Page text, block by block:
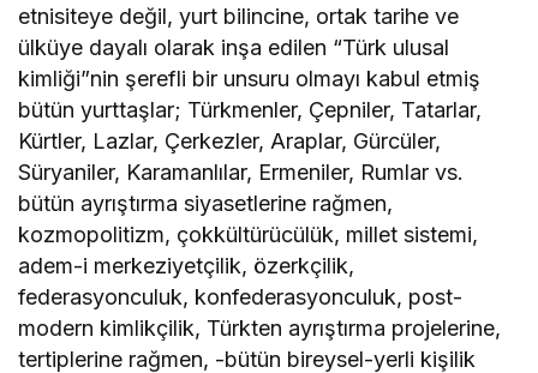
etnisiteye değil, yurt bilincine, ortak tarihe ve
ülküye dayalı olarak inşa edilen “Türk ulusal
kimliği”nin şerefli bir unsuru olmayı kabul etmiş
bütün yurttaşlar; Türkmenler, Çepniler, Tatarlar,
Kürtler, Lazlar, Çerkezler, Araplar, Gürcüler,
Süryaniler, Karamanlılar, Ermeniler, Rumlar vs.
bütün ayrıştırma siyasetlerine rağmen,
kozmopolitizm, çokkültürücülük, millet sistemi,
adem-i merkeziyetçilik, özerkçilik,
federasyonculuk, konfederasyonculuk, post-
modern kimlikçilik, Türkten ayrıştırma projelerine,
tertiplerine rağmen, -bütün bireysel-yerli kişilik